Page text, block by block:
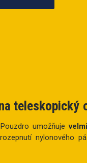
teleskopický
Pouzdro umožňuje
nylonového